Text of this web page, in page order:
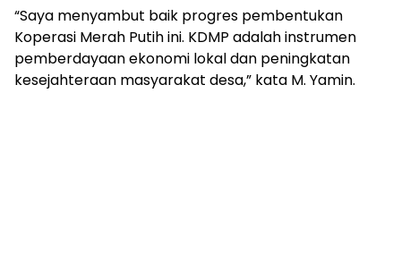
trendi,
mengandung
unsur
edukasi,
gaya
“Saya menyambut baik progres pembentukan
Koperasi Merah Putih ini. KDMP adalah instrumen
pemberdayaan ekonomi lokal dan peningkatan
kesejahteraan masyarakat desa,” kata M. Yamin.